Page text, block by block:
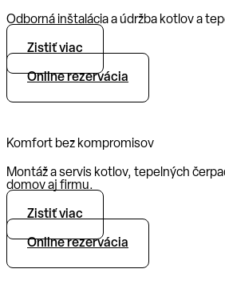
Odborná inštalácia a údržba kotlov a
Zistiť viac
Online rezervácia
Komfort bez kompromisov
Montáž a servis kotlov, tepelných
domov aj firmu.
Zistiť viac
Online rezervácia